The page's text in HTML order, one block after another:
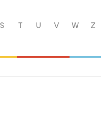
S U V W Z